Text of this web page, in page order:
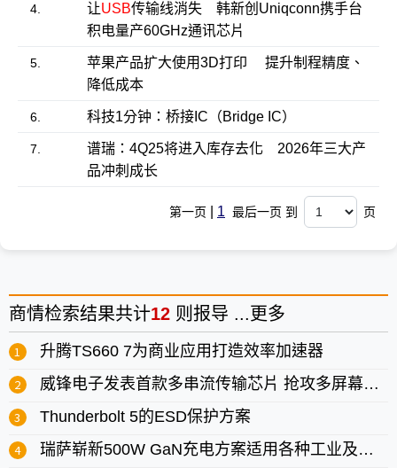
4. 让USB传输线消失 韩新创Uniqconn携手台
积电量产60GHz通讯芯片
5.
苹果产品扩大使用3D打印 提升制程精度、
降低成本
6. 科技1分钟：桥接IC（Bridge IC）
7.
谱瑞：4Q25将进入库存去化 2026年三大产
品冲刺成长
第一页 1 最后一页 到 页
商情检索结果共计12 则报导 ... 更多
升腾TS660 7为商业应用打造效率加速器
威锋电子发表首款多串流传输芯片 抢攻多屏幕USB-C扩充底座市场
Thunderbolt 5的ESD保护方案
瑞萨崭新500W GaN充电方案适用各种工业及物联网电子产品